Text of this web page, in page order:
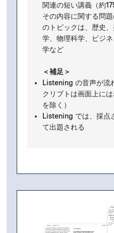
関連の短い講義（約
その内容に関する問
のトピックは、歴史
学、物理科学、ビジ
学など
＜補足＞
Listening の音声が流
クリプトは画面上に
を除く）
Listening では、採点
て出題される​